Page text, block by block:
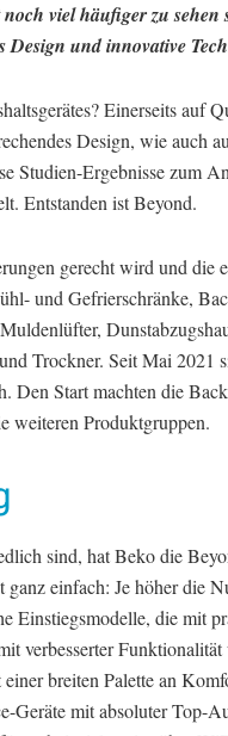
viel häufiger zu sehen
Design und innovative
Einerseits auf
Design, wie auch
Studien-Ergebnisse zum
Entstanden ist Beyond.
gerecht wird und die
und Gefrierschränke,
Trockner. Seit Mai 2021
Den Start machten die
weiteren Produktgruppen.
sind, hat Beko die
einfach: Je höher die
Einstiegsmodelle, die mit
verbesserter Funktionalität
breiten Palette an
Geräte mit absoluter Top-